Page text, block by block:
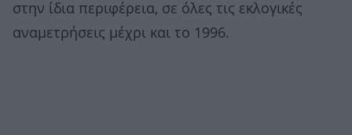
στην ίδια περιφέρεια, σε όλες τις εκλογικές
αναμετρήσεις μέχρι και το 1996.